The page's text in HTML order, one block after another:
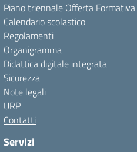
Piano triennale Offerta Formativa
Calendario scolastico
Regolamenti
Organigramma
Didattica digitale integrata
Sicurezza
Note legali
URP
Contatti
Servizi